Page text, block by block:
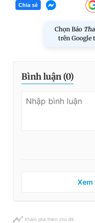
Chia sẻ
Chọn Báo
trên Google
Bình luận (0)
Xem
Khám phá thêm chủ đề